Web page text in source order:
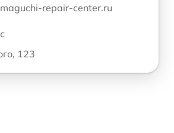
repair-center.ru
123